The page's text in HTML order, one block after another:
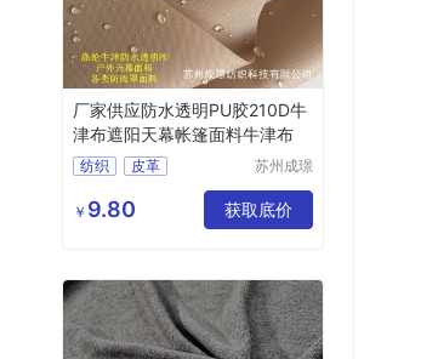
厂家供应防水透明PU胶210D牛
津布遮阳天幕帐篷面料牛津布
纺织
皮革
涤纶面料
苏州成璟
有限公司
￥ 9.80 获取底价